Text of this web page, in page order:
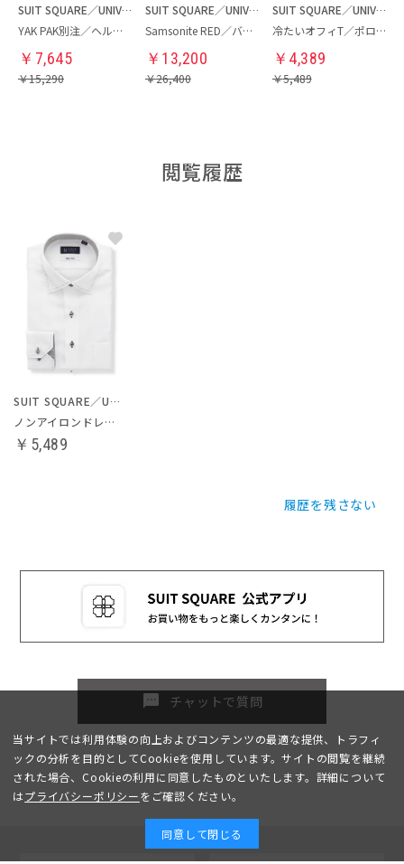
SUIT SQUARE／UNIVERSAL LANGUAGE
YAK PAK別注／ヘルメットバッグ
￥ 7,645
￥15,290
SUIT SQUARE／UNIVERSAL LANGUAGE
Samsonite RED／バックパック
￥ 13,200
￥26,400
SUIT SQUARE／UNIVERSAL LANGUAGE
冷たいオフィT／ポロシャツ
￥ 4,389
￥5,489
閲覧履歴
SUIT SQUARE／UNIVERSAL LANGUAGE
ノンアイロンドレスシャツ
￥5,489
履歴を残さない
sms チャットで質問
当サイトでは利用体験の向上およびコンテンツの最適な提供、トラフィ
ックの分析を目的としてCookieを使用しています。サイトの閲覧を継続
された場合、Cookieの利用に同意したものといたします。詳細について
はプライバシーポリシーをご確認ください。
同意して閉じる